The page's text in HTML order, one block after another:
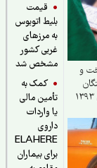
قیمت
بلیط اتوبوس
به مرزهای
غربی کشور
مشخص شد
کمک به
تأمین مالی
یا واردات
داروی
ELAHERE
برای بیماران